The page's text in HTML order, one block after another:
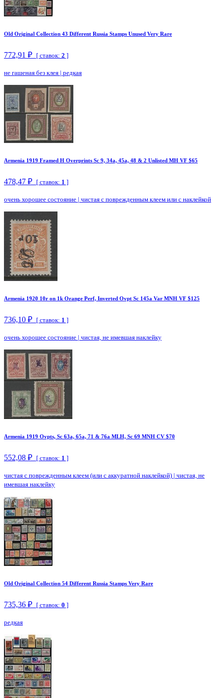
Old Original Collection 43 Different Russia Stamps Unused Very Rare
772,91 ₽ [ ставок: 2 ]
не гашеная без клея | редкая
Armenia 1919 Framed H Overprints Sc 9, 34a, 45a, 48 & 2 Unlisted MH VF $65
478,47 ₽ [ ставок: 1 ]
очень хорошее состояние | чистая с поврежденным клеем или с наклейкой
Armenia 1920 10r on 1k Orange Perf, Inverted Ovpt Sc 145a Var MNH VF $125
736,10 ₽ [ ставок: 1 ]
очень хорошее состояние | чистая, не имевшая наклейку
Armenia 1919 Ovpts, Sc 63a, 65a, 71 & 76a MLH, Sc 69 MNH CV $70
552,08 ₽ [ ставок: 1 ]
чистая с поврежденным клеем (или с аккуратной наклейкой) | чистая, не
имевшая наклейку
Old Original Collection 54 Different Russia Stamps Very Rare
735,36 ₽ [ ставок: 0 ]
редкая